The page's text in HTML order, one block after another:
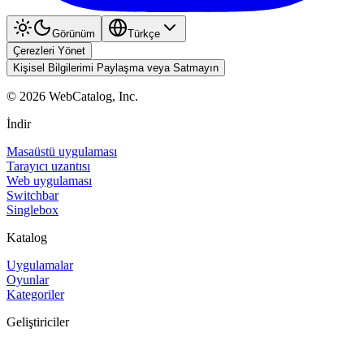
Görünüm
Türkçe
Çerezleri Yönet
Kişisel Bilgilerimi Paylaşma veya Satmayın
© 2026 WebCatalog, Inc.
İndir
Masaüstü uygulaması
Tarayıcı uzantısı
Web uygulaması
Switchbar
Singlebox
Katalog
Uygulamalar
Oyunlar
Kategoriler
Geliştiriciler